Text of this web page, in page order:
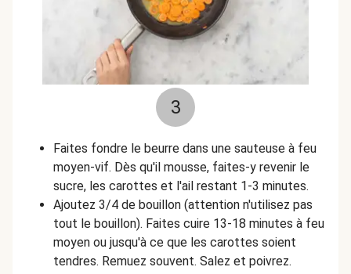
3
Faites fondre le beurre dans une sauteuse à feu
moyen-vif. Dès qu'il mousse, faites-y revenir le
sucre, les carottes et l'ail restant 1-3 minutes.
Ajoutez 3/4 de bouillon (attention n'utilisez pas
tout le bouillon). Faites cuire 13-18 minutes à feu
moyen ou jusqu'à ce que les carottes soient
tendres. Remuez souvent. Salez et poivrez.